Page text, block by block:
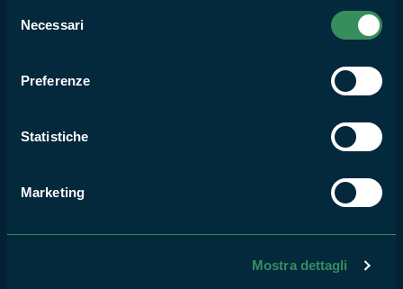
delNecessari
Preferenze
Statistiche
Marketing
Mostra dettagli
Monumento Naturale La
Appuntamenti al Monumento
(Civitavecchia)